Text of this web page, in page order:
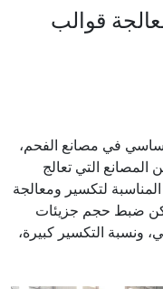
قوالب
في مصانع الفحم،
التي تعالج
لتكسير ومعالجة
ضبط حجم جزيئات
ونسبة التكسير كبيرة،